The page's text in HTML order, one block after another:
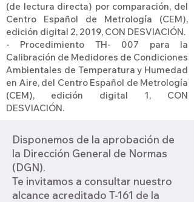
(de lectura directa) por comparación, del
Centro Español de Metrología (CEM),
edición digital 2, 2019, CON DESVIACIÓN.
- Procedimiento TH- 007 para la
Calibración de Medidores de Condiciones
Ambientales de Temperatura y Humedad
en Aire, del Centro Español de Metrología
(CEM), edición digital 1, CON
DESVIACIÓN.
Disponemos de la aprobación de
la Dirección General de Normas
(DGN).
Te invitamos a consultar nuestro
alcance acreditado T-161 de la